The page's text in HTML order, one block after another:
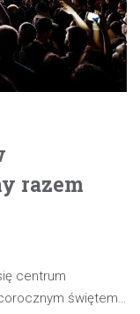
razem
centrum
świętem…